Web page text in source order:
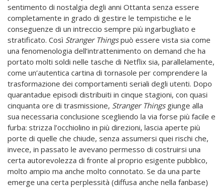
sentimento di nostalgia degli anni Ottanta senza essere
completamente in grado di gestire le tempistiche e le
conseguenze di un intreccio sempre più ingarbugliato e
stratificato. Così Stranger Thingspuò essere vista sia come
una fenomenologia dell’intrattenimento on demand che ha
portato molti soldi nelle tasche di Netflix sia, parallelamente,
come un’autentica cartina di tornasole per comprendere la
trasformazione dei comportamenti seriali degli utenti. Dopo
quarantadue episodi distribuiti in cinque stagioni, con quasi
cinquanta ore di trasmissione, Stranger Thingsgiunge alla
sua necessaria conclusione scegliendo la via forse più facile e
furba: strizza l’occhiolino in più direzioni, lascia aperte più
porte di quelle che chiude, senza assumersi quei rischi che,
invece, in passato le avevano permesso di costruirsi una
certa autorevolezza di fronte al proprio esigente pubblico,
molto ampio ma anche molto connotato. Se da una parte
emerge una certa perplessità (diffusa anche nella fanbase)